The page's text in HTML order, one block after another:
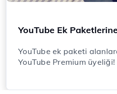
YouTube Ek
YouTube ek paketi
YouTube Premium üyeliği!